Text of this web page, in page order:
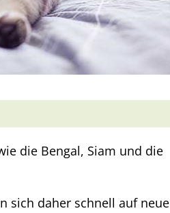
die Bengal, Siam und die
sich daher schnell auf neue